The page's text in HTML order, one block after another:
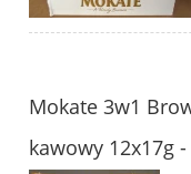
Mokate 3w1
kawowy 12x17g